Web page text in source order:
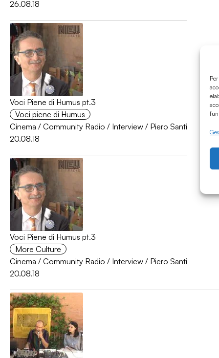
26.08.18
Voci Piene di Humus pt.3
Voci piene di Humus
Cinema / Community Radio / Interview / Piero Santi
20.08.18
Voci Piene di Humus pt.3
More Culture
Cinema / Community Radio / Interview / Piero Santi
20.08.18